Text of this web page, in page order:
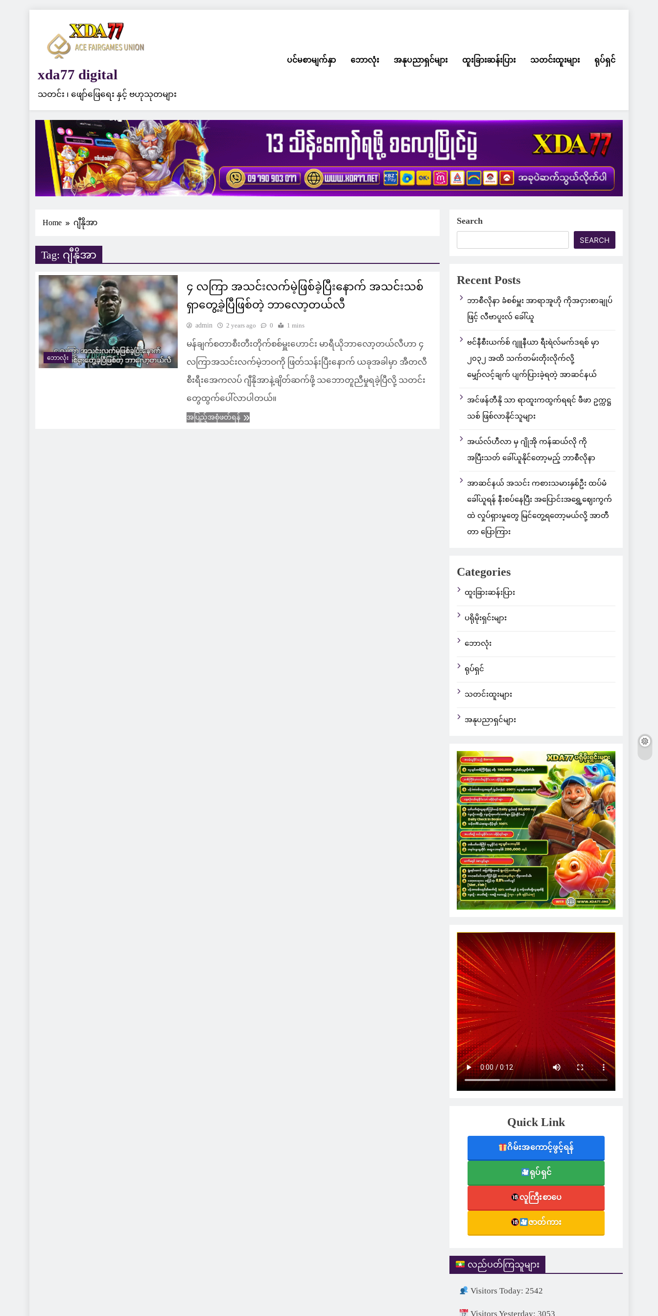
xda77 digital
သတင်း ၊ ဖျော်ဖြေရေး နှင့် ဗဟုသုတများ
ပင်မစာမျက်နှာ ဘောလုံး အနုပညာရှင်များ ထူးခြားဆန်းပြား သတင်းထူးများ ရုပ်ရှင်
Home ဂျီနိုအာ
Tag: ဂျီနိုအာ
ဘောလုံး
၄ လကြာ အသင်းလက်မဲ့ဖြစ်ခဲ့ပြီးနောက် အသင်းသစ်
ရှာတွေ့ခဲ့ပြီဖြစ်တဲ့ ဘာလော့တယ်လီ
admin 2 years ago 0 1 mins
မန်ချက်စတာစီးတီးတိုက်စစ်မှူးဟောင်း မာရီယိုဘာလော့တယ်လီဟာ ၄
လကြာအသင်းလက်မဲ့ဘဝကို ဖြတ်သန်းပြီးနောက် ယခုအခါမှာ အီတလီ
စီးရီးအေကလပ် ဂျီနိုအာနဲ့ချိတ်ဆက်ဖို့ သဘောတူညီမှုရခဲ့ပြီလို့ သတင်း
တွေထွက်ပေါ်လာပါတယ်။
အပြည့်အစုံဖတ်ရန်
Search
SEARCH
Recent Posts
ဘာစီလိုနာ ခံစစ်မှူး အာရာအူဟို ကိုအငှားစာချုပ်
ဖြင့် လီဗာပူးလ် ခေါ်ယူ
ဗင်နီစီးယက်စ် ဂျူနီယာ ရီးရဲလ်မက်ဒရစ် မှာ
၂၀၃၂ အထိ သက်တမ်းတိုးလိုက်လို့
မျှော်လင့်ချက် ပျက်ပြားခဲ့ရတဲ့ အာဆင်နယ်
အင်ဖန်တီနို သာ ရာထူးကထွက်ရရင် ဖီဖာ ဥက္ကဋ္ဌ
သစ် ဖြစ်လာနိုင်သူများ
အယ်လ်ဟီလာ မှ ဂျိုအို ကန်ဆယ်လို ကို
အပြီးသတ် ခေါ်ယူနိုင်တော့မည့် ဘာစီလိုနာ
အာဆင်နယ် အသင်း ကစားသမားနှစ်ဦး ထပ်မံ
ခေါ်ယူရန် နီးစပ်နေပြီး အပြောင်းအရွှေ့ဈေးကွက်
ထဲ လှုပ်ရှားမှုတွေ မြင်တွေ့ရတော့မယ်လို့ အာတီ
တာ ပြောကြား
Categories
ထူးခြားဆန်းပြား
ပရိုမိုးရှင်းများ
ဘောလုံး
ရုပ်ရှင်
သတင်းထူးများ
အနုပညာရှင်များ
Quick Link
ဂိမ်းအကောင့်ဖွင့်ရန်
ရုပ်ရှင်
လူကြီးစာပေ
ဇာတ်ကား
လည်ပတ်ကြသူများ
Visitors Today: 2542
Visitors Yesterday: 3053